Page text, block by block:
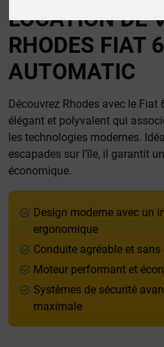
LOCATION DE
RHODES FIAT
AUTOMATIC
Découvrez Rhodes avec le
élégant et polyvalent qui
les technologies modernes.
escapades sur l’île, il garantit
économique.
Design moderne avec un
ergonomique
Conduite agréable et
Moteur performant et
Systèmes de sécurité
maximale